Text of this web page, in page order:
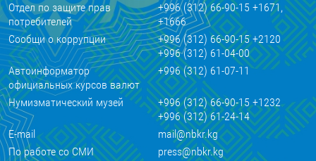
Отдел по защите прав
потребителей
+996 (312) 66-90-15 +1671,
+1666
Сообщи о коррупции
+996 (312) 66-90-15 +2120
+996 (312) 61-04-00
Автоинформатор
официальных курсов валют
+996 (312) 61-07-11
Нумизматический музей
+996 (312) 66-90-15 +1232
+996 (312) 61-24-14
E-mail
mail@nbkr.kg
По работе со СМИ
press@nbkr.kg